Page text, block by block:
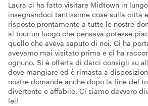
Laura ci ha fatto visitare Midtown in
insegnandoci tantissime cose sulla città
risposto prontamente a tutte le nostre
al tour un luogo che pensava potesse
quello che aveva saputo di noi. Ci ha
avevamo mai visitato prima e ci ha
ognuno. Si è offerta di darci consigli su
dove mangiare ed è rimasta a
nostre domande anche dopo la fine del
divertente e affabile. Ci siamo davvero
lei!